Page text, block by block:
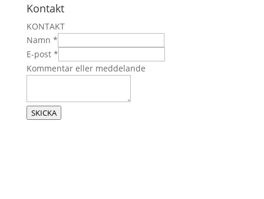
Kontakt
KONTAKT
Namn *
m
e
e
l
E-post *
Kommentar eller meddelande
SKICKA